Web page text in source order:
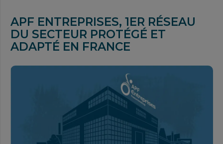
APF ENTREPRISES, 1ER RÉSEAU
DU SECTEUR PROTÉGÉ ET
ADAPTÉ EN FRANCE